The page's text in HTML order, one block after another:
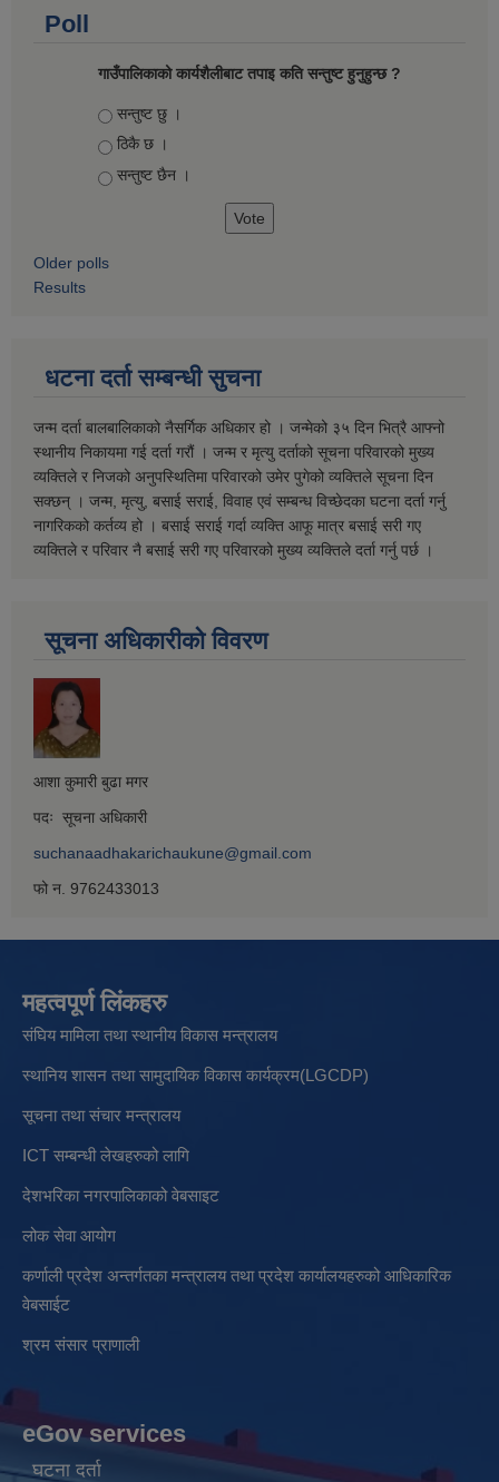
Poll
गाउँपालिकाको कार्यशैलीबाट तपाइ कति सन्तुष्ट हुनुहुन्छ ?
Choices
सन्तुष्ट छु ।
ठिकै छ ।
सन्तुष्ट छैन ।
Older polls
Results
धटना दर्ता सम्बन्धी सुचना
जन्म दर्ता बालबालिकाको नैसर्गिक अधिकार हो । जन्मेको ३५ दिन भित्रै आफ्नो
स्थानीय निकायमा गई दर्ता गरौं । जन्म र मृत्यु दर्ताको सूचना परिवारको मुख्य
व्यक्तिले र निजको अनुपस्थितिमा परिवारको उमेर पुगेको व्यक्तिले सूचना दिन
सक्छन् । जन्म, मृत्यु, बसाई सराई, विवाह एवं सम्बन्ध विच्छेदका घटना दर्ता गर्नु
नागरिकको कर्तव्य हो । बसाई सराई गर्दा व्यक्ति आफू मात्र बसाई सरी गए
व्यक्तिले र परिवार नै बसाई सरी गए परिवारको मुख्य व्यक्तिले दर्ता गर्नु पर्छ ।
सूचना अधिकारीको विवरण
आशा कुमारी बुढा मगर
पदः सूचना अधिकारी
suchanaadhakarichaukune@gmail.com
फो न. 9762433013
महत्वपूर्ण लिंकहरु
संघिय मामिला तथा स्थानीय विकास मन्त्रालय
स्थानिय शासन तथा सामुदायिक विकास कार्यक्रम(LGCDP)
सूचना तथा संचार मन्त्रालय
ICT सम्बन्धी लेखहरुको लागि
देशभरिका नगरपालिकाको वेबसाइट
लोक सेवा आयोग
कर्णाली प्रदेश अन्तर्गतका मन्त्रालय तथा प्रदेश कार्यालयहरुको आधिकारिक
वेबसाईट
श्रम संसार प्राणाली
eGov services
घटना दर्ता